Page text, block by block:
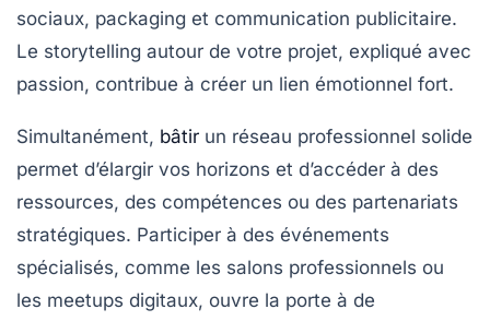
sociaux, packaging et communication publicitaire.
Le storytelling autour de votre projet, expliqué avec
passion, contribue à créer un lien émotionnel fort.
Simultanément, bâtir un réseau professionnel solide
permet d’élargir vos horizons et d’accéder à des
ressources, des compétences ou des partenariats
stratégiques. Participer à des événements
spécialisés, comme les salons professionnels ou
les meetups digitaux, ouvre la porte à de